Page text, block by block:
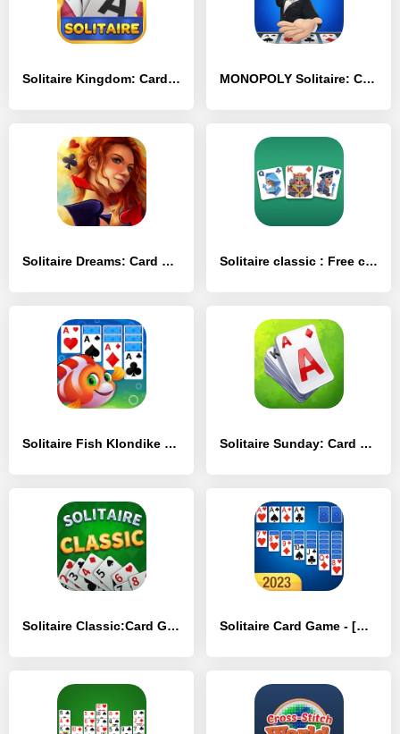
Solitaire Kingdom: Card Game - [MOD Много монет] MONOPOLY Solitaire: Card Game - [MOD Много денег]
Solitaire Dreams: Card Games - [MOD Много денег] Solitaire classic : Free card - [MOD Много монет]
Solitaire Fish Klondike Card - [MOD Много денег] Solitaire Sunday: Card Game - [MOD Много монет]
Solitaire Classic:Card Game - [MOD Бесконечные деньги] Solitaire Card Game - [MOD Много денег]